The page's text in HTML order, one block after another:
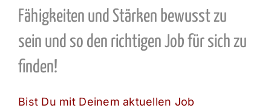
Fähigkeiten und Stärken bewusst zu
sein und so den richtigen Job für sich zu
finden!
Bist Du mit Deinem aktuellen Job